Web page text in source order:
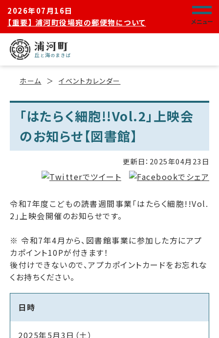
2026年07月16日
【重要】 浦河町役場宛の郵便物について
メニュー
ホーム イベントカレンダー
「はたらく細胞!!Vol.2」上映会
のお知らせ【図書館】
更新日： 2025年04月23日
令和7年度こどもの読書週間事業「はたらく細胞!!Vol.
2」上映会開催のお知らせです。
※ 令和7年4月から、図書館事業に参加した方にアプ
カポイント10Pが付きます！
後付けできないので、アプカポイントカードをお忘れな
くお持ちください。
日時
2025年5月3日（土）